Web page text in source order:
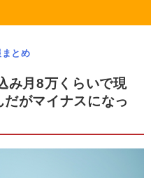
とめ
み月8万くらいで現
がマイナスになっ